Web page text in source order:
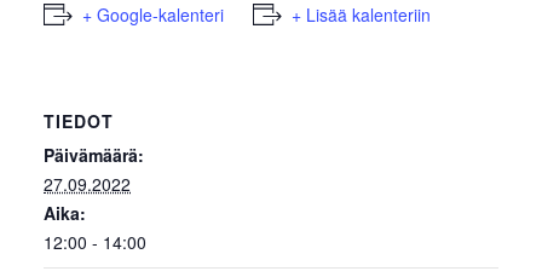
+ Google-kalenteri + Lisää kalenteriin
TIEDOT
Päivämäärä:
27.09.2022
Aika:
12:00 - 14:00